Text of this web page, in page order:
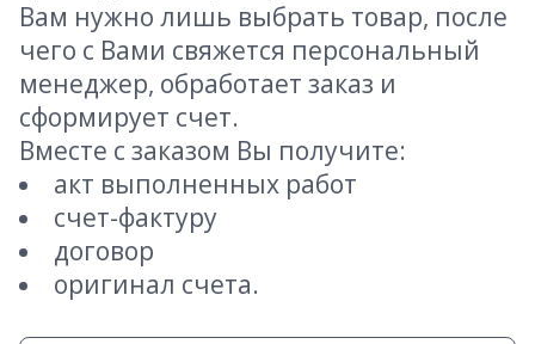
Вам нужно лишь выбрать товар, после
чего с Вами свяжется персональный
менеджер, обработает заказ и
сформирует счет.
Вместе с заказом Вы получите:
акт выполненных работ
счет-фактуру
договор
оригинал счета.